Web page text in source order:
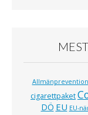
Allmänprevention
cigarettpaket
DÖ EU EU-